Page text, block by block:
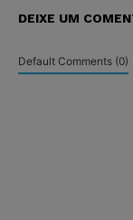
DEIXE UM
Default Comments (0)